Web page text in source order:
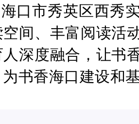
口市秀英区西秀
间、丰富阅读活
深度融合，让书
为书香海口建设和